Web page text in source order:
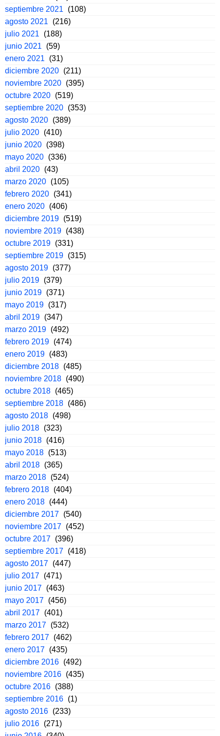
septiembre 2021
(108)
agosto 2021
(216)
julio 2021
(188)
junio 2021
(59)
enero 2021
(31)
diciembre 2020 (211)
noviembre 2020 (395)
octubre 2020 (519)
septiembre 2020 (353)
agosto 2020 (389)
julio 2020 (410)
junio 2020 (398)
mayo 2020 (336)
abril 2020 (43)
marzo 2020 (105)
febrero 2020 (341)
enero 2020 (406)
diciembre 2019 (519)
noviembre 2019 (438)
octubre 2019 (331)
septiembre 2019 (315)
agosto 2019 (377)
julio 2019 (379)
junio 2019 (371)
mayo 2019 (317)
abril 2019 (347)
marzo 2019 (492)
febrero 2019 (474)
enero 2019 (483)
diciembre 2018 (485)
noviembre 2018 (490)
octubre 2018 (465)
septiembre 2018 (486)
agosto 2018 (498)
julio 2018 (323)
junio 2018 (416)
mayo 2018 (513)
abril 2018 (365)
marzo 2018 (524)
febrero 2018 (404)
enero 2018 (444)
diciembre 2017 (540)
noviembre 2017 (452)
octubre 2017 (396)
septiembre 2017 (418)
agosto 2017 (447)
julio 2017 (471)
junio 2017 (463)
mayo 2017 (456)
abril 2017 (401)
marzo 2017 (532)
febrero 2017 (462)
enero 2017 (435)
diciembre 2016 (492)
noviembre 2016 (435)
octubre 2016 (388)
septiembre 2016 (1)
agosto 2016 (233)
julio 2016 (271)